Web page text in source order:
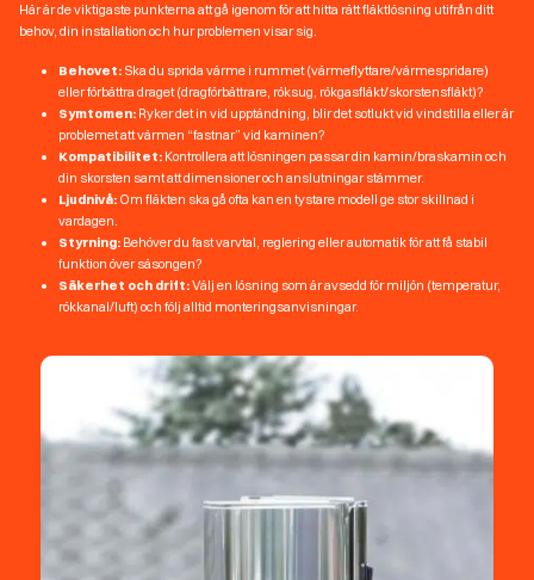
Här är de viktigaste punkterna att gå igenom för att hitta rätt fläktlösning utifrån ditt
behov, din installation och hur problemen visar sig.
Behovet: Ska du sprida värme i rummet (värmeflyttare/värmespridare)
eller förbättra draget (dragförbättrare, röksug, rökgasfläkt/skorstensfläkt)?
Symtomen: Ryker det in vid upptändning, blir det sotlukt vid vindstilla eller är
problemet att värmen “fastnar” vid kaminen?
Kompatibilitet: Kontrollera att lösningen passar din kamin/braskamin och
din skorsten samt att dimensioner och anslutningar stämmer.
Ljudnivå: Om fläkten ska gå ofta kan en tystare modell ge stor skillnad i
vardagen.
Styrning: Behöver du fast varvtal, reglering eller automatik för att få stabil
funktion över säsongen?
Säkerhet och drift:Välj en lösning som är avsedd för miljön (temperatur,
rökkanal/luft) och följ alltid monteringsanvisningar.